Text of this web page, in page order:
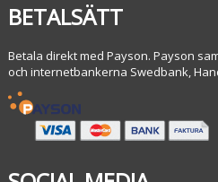
BETALSÄTT
Betala direkt med Payson. Payson
och internetbankerna Swedbank,